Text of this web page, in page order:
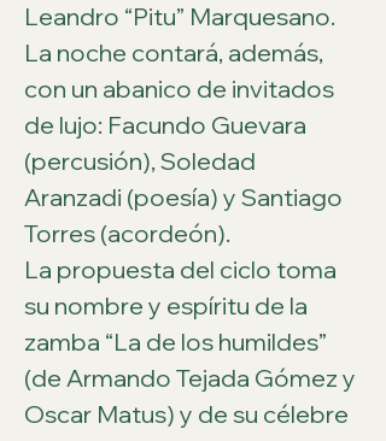
Leandro “Pitu” Marquesano.
La noche contará, además,
con un abanico de invitados
de lujo: Facundo Guevara
(percusión), Soledad
Aranzadi (poesía) y Santiago
Torres (acordeón).
La propuesta del ciclo toma
su nombre y espíritu de la
zamba “La de los humildes”
(de Armando Tejada Gómez y
Oscar Matus) y de su célebre